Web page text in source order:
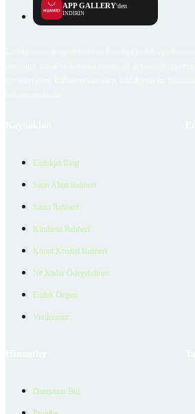
APP GALLERY'den
İNDİRİN
Emlakjet Blog
Satın Alma Rehberi
Satıcı Rehberi
Kiralama Rehberi
Konut Kredisi Rehberi
Ne Kadar Ödeyebilirim
Emlak Değeri
Verilerimiz
Danışman Bul